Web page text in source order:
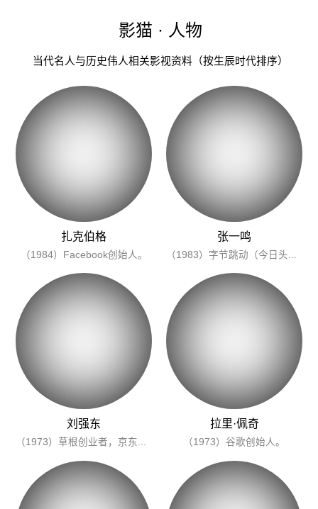
影猫 · 人物
当代名人与历史伟人相关影视资料（按生辰时代排序）
扎克伯格
（1984）Facebook创始人。
张一鸣
刘强东 拉里·佩奇
（1973）谷歌创始人。